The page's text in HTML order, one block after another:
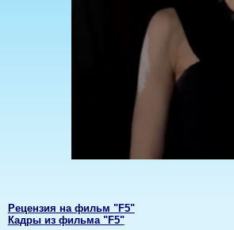
Рецензия на фильм "F5"
Кадры из фильма "F5"